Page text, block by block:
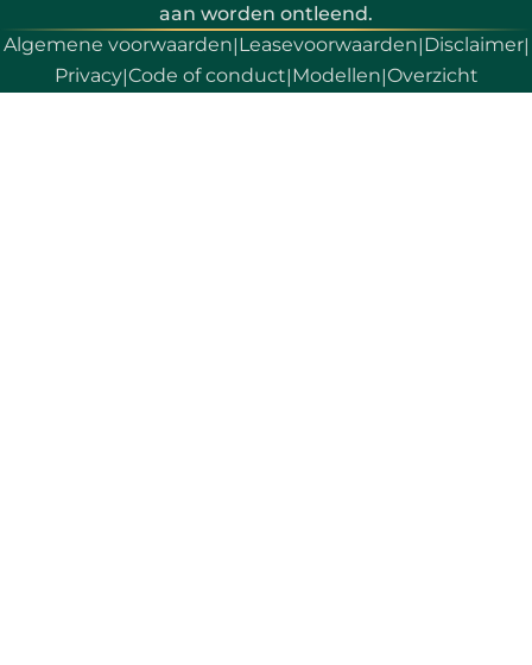
aan worden ontleend.
Algemene voorwaarden|Leasevoorwaarden|Disclaimer|
Privacy|Code of conduct|Modellen|Overzicht